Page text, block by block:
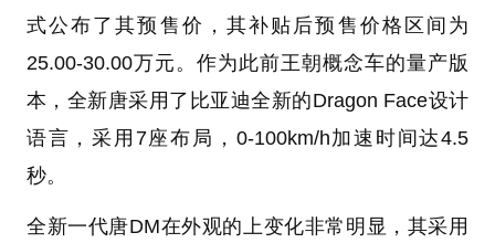
式公布了其预售价，其补贴后预售价格区间为
25.00-30.00万元。作为此前王朝概念车的量产版
本，全新唐采用了比亚迪全新的Dragon Face设计
语言，采用7座布局，0-100km/h加速时间达4.5
秒。
全新一代唐DM在外观的上变化非常明显，其采用